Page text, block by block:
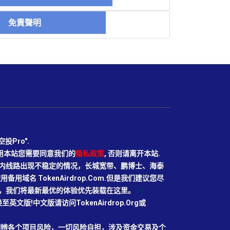
聲明
投Pro".
站您需要同意我们的隐私政策, 否则请离开本站.
线路出现不稳定的情况，长城宽带、鹏博士、海泰
备用域名 TokenAirdrop.Com.但是我们建议您尽
们将最新最优的体验优先装载在这里。
英文版!中文版请访问TokenAirdrop.Org或
各个项目风险，一切风险自担，涉及资金交易及个